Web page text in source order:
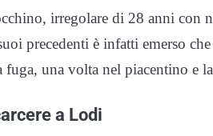
irregolare di 28 anni con
precedenti è infatti emerso
una volta nel piacentino e
a Lodi